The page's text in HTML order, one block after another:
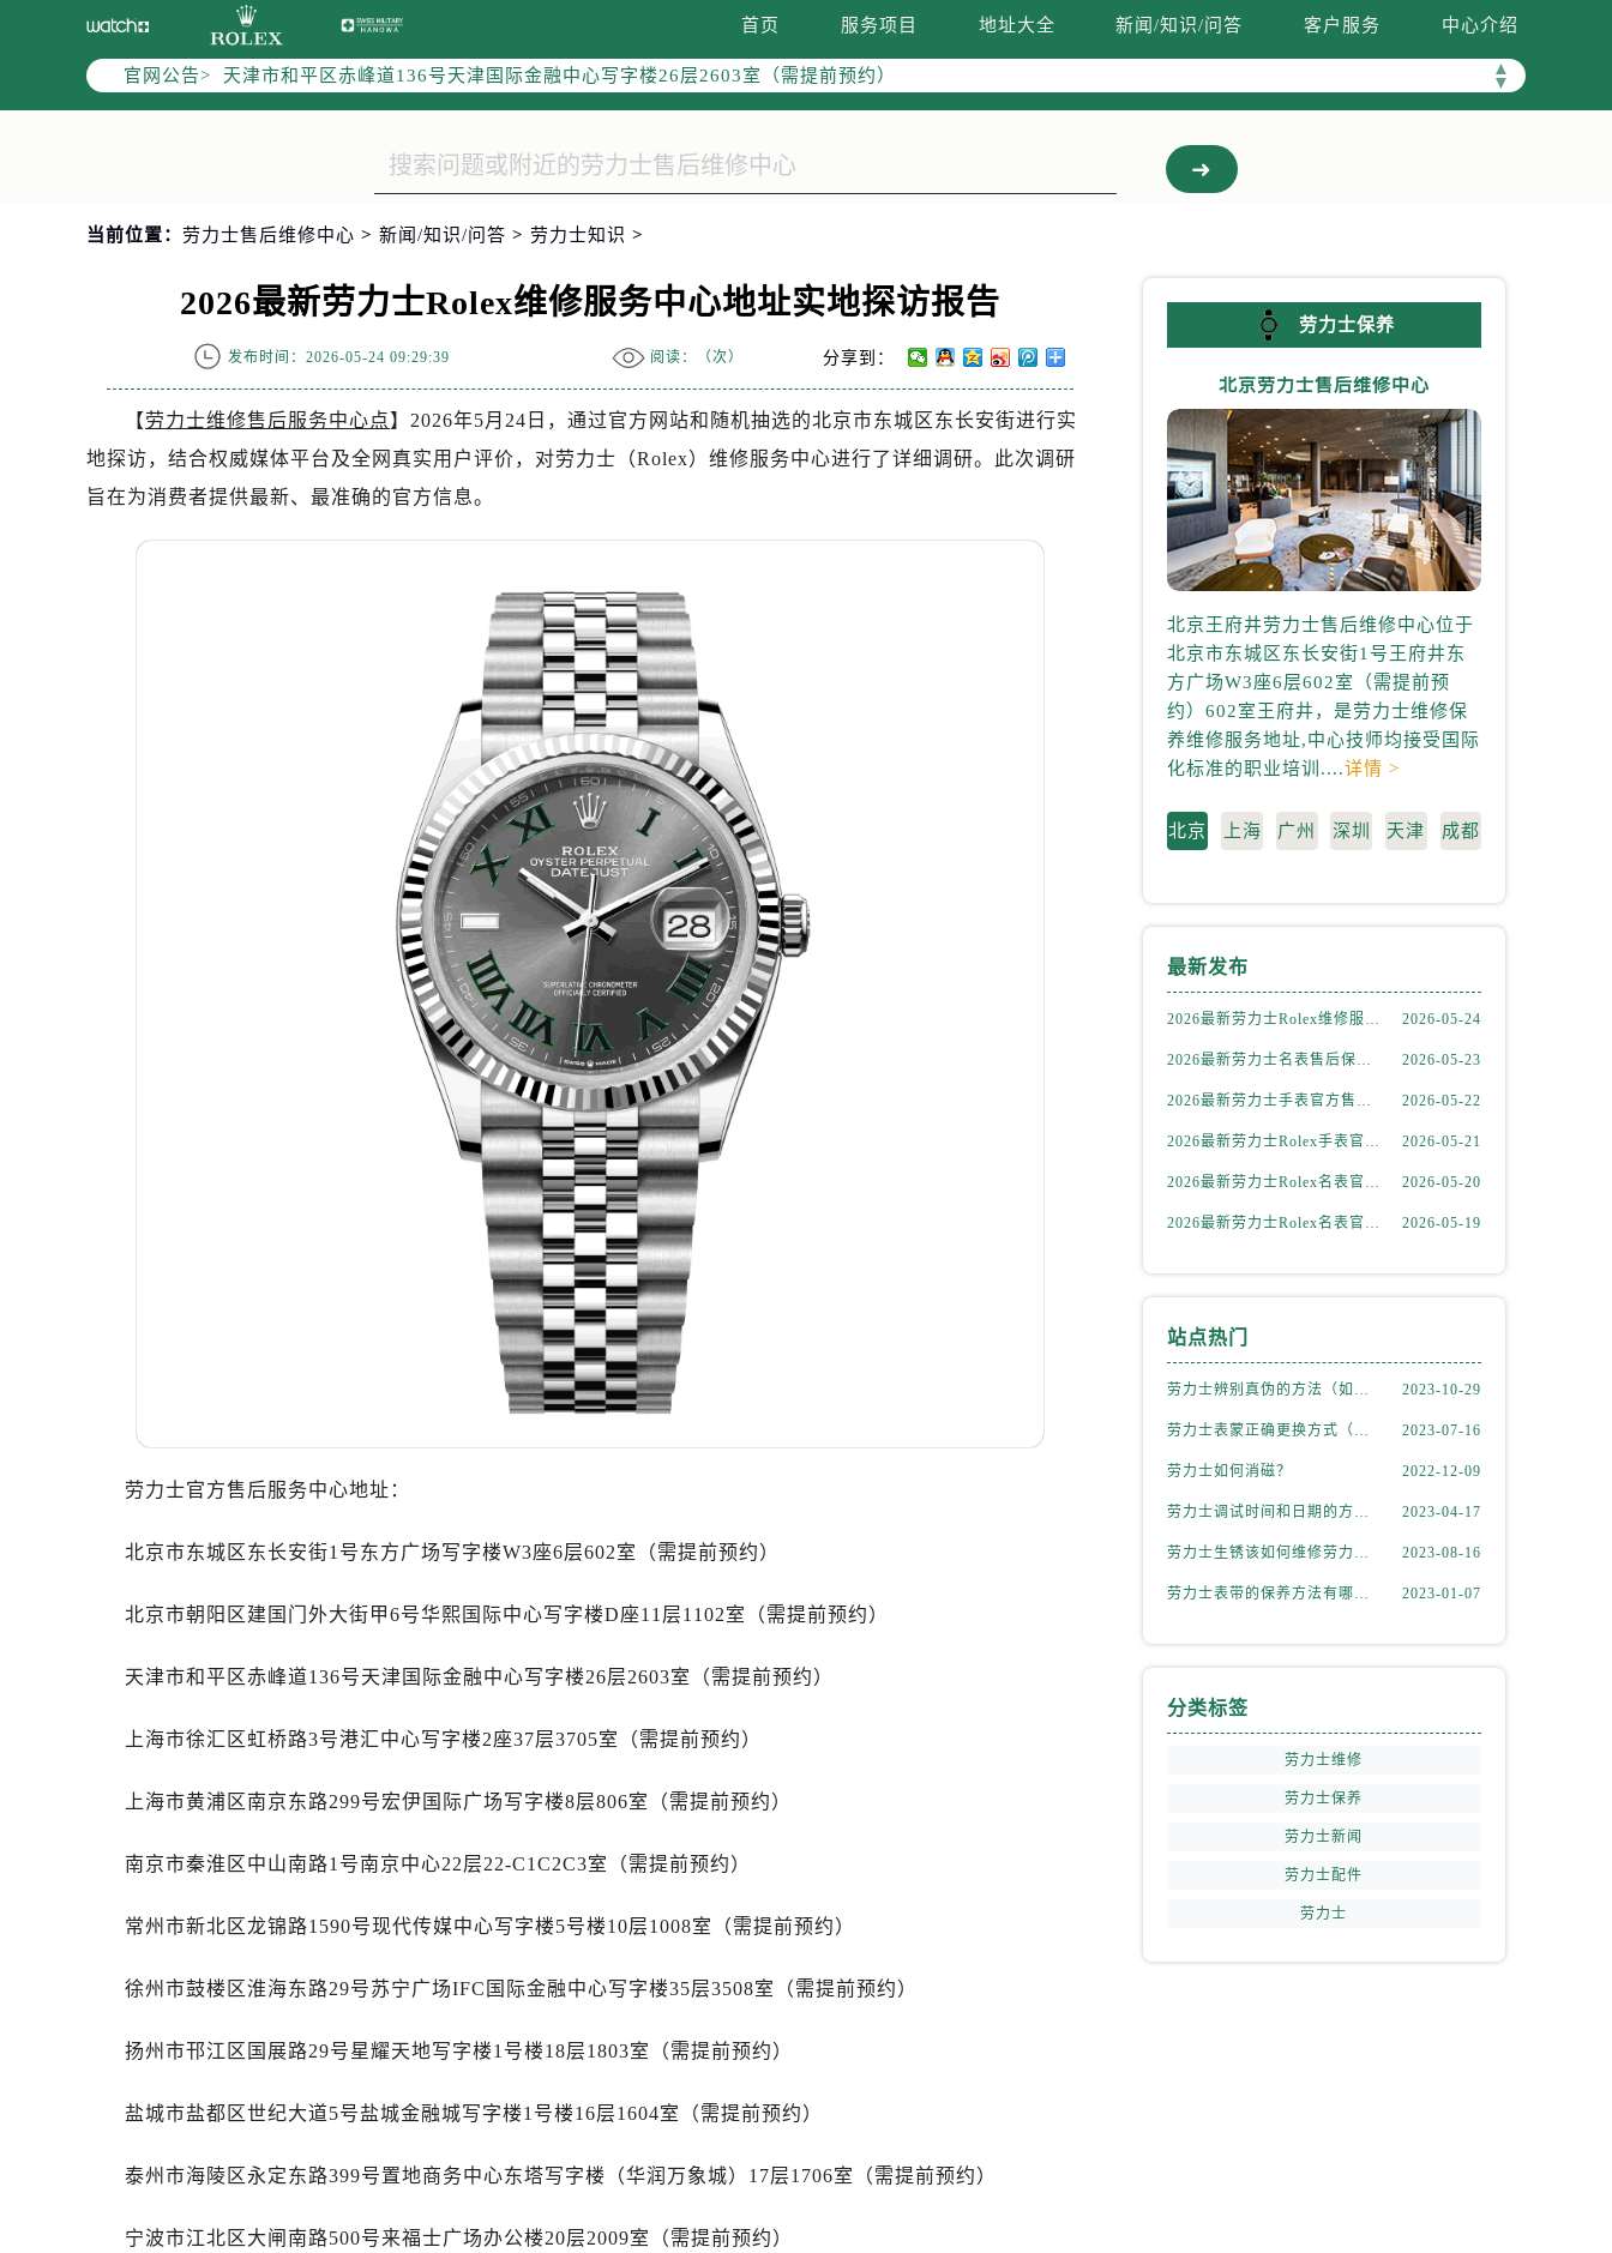
首页 服务项目 地址大全 新闻/知识/问答 客户服务 中心介绍
官网公告> ▲
▼
北京市朝阳区建国门外大街甲6号华熙国际中心写字楼D座11层1102室（需提前预约）
天津市和平区赤峰道136号天津国际金融中心写字楼26层2603室（需提前预约）
上海市徐汇区虹桥路3号港汇中心写字楼2座37层3705室（需提前预约）
南京市秦淮区中山南路1号（新街口）南京中心写字楼22层C1-1室（需提前预约）
盐城市盐都区世纪大道5号盐城金融城写字楼1号楼16层1604室（需提前预约）
泰州市海陵区永定东路399号置地商务中心东塔写字楼（华润万象城）17层1706室（需提前预约）
宁波市江北区大闸南路500号来福士广场办公楼20层2009室（需提前预约）
杭州市上城区钱江路1366号华润大厦写字楼A座5层503-5室（需提前预约）
金华市金东区东市南街777号金华万达广场写字楼4号楼22层2209室（需提前预约）
绍兴市越城区胜利东路379号世茂天际中心写字楼8层805室（需提前预约）
嘉兴市南湖区广益路705号嘉兴世界贸易中心写字楼A座13层1304室（需提前预约）
广州市天河区天河路230号万菱汇国际中心写字楼A塔7层704室（需提前预约）
广州市越秀区环市东路371-375号世界贸易中心大厦南塔写字楼15层07室（需提前预约）
深圳市罗湖区深南东路5001号华润大厦写字楼17层1701室（需提前预约）
惠州市惠城区江北文昌一路7号华贸大厦写字楼1座30层05室（需提前预约）
厦门市思明区湖滨东路95号华润大厦写字楼B座11层1104室（需提前预约）
福州市晋安区横屿路9号东二环泰禾中心写字楼2号楼5层509室（需提前预约）
成都市锦江区人民东路6号SAC东原中心写字楼24层2406B室（需提前预约）
重庆市江北区观音桥步行街2号融恒时代广场写字楼9层902室（需提前预约）
长沙市芙蓉区定王台街道建湘路393号世茂环球金融中心写字楼（芙蓉广场）10层13室（需提前预约）
郑州市二七区铭功路10号华润大厦写字楼29层2905室（需提前预约）
太原市迎泽区解放路15号亨得利名表服务中心（品牌授权店）3层整层（需提前预约）
沈阳市沈河区中街路137号亨得利名表服务中心（品牌授权店）1层整层（需提前预约）
沈阳市沈河区中街路83号亨得利名表服务中心（品牌授权店）1层整层（需提前预约）
乌鲁木齐市天山区红山路26号时代广场（CCMALL）C座17层17-B（需提前预约）
温州市鹿城区锦绣路1067号置信广场10层1015室（需提前预约）
哈尔滨市南岗区东大直街146号上和置地广场金座12层1214室（需提前预约）
大连市中山区人民路15号国际金融大厦7层G室（需提前预约）
佛山市禅城区季华五路57号万科金融中心C座12层1205室（需提前预约）
东莞市东城街道鸿福东路1号民盈国贸中心T1写字楼9层907室（需提前预约）
无锡市梁溪区人民中路139号恒隆广场写字楼1座11层1104室（需提前预约）
南通市崇川区工农路57号圆融广场写字楼16层1603室（需提前预约）
苏州市苏州工业园区星港街199号苏州中心办公楼C座22层08室（需提前预约）
武汉市江汉区解放大道686号世界贸易大厦38层09室（需提前预约）
南宁市青秀区金湖路59号地王大厦12楼1224室（需提前预约）
合肥市蜀山区潜山路111号万象城华润大厦B座12楼03室（需提前预约）
烟台市芝罘区胜利路139号万达金融中心A座907室（需提前预约）
贵阳市南明区都司高架桥路33号亨特国际金融中心14楼14D（需提前预约）
石家庄市长安区中山东路39号勒泰中心写字楼B座13层07室（需提前预约）
西安市碑林区南关正街88号华侨城长安国际中心E座6楼10室（需提前预约）
唐山市路南区新华东道100号万达广场写字楼A座10层1002室（需提前预约）
黑龙江省鹤岗市向阳区红军路劳力士售后服务中心（需提前预约）
黑龙江省鸡西市鸡冠区红军路劳力士售后服务中心（需提前预约）
黑龙江省牡丹江市东安区太平路劳力士售后服务中心（需提前预约）
黑龙江省齐齐哈尔市龙沙区龙华路劳力士售后服务中心（需提前预约）
黑龙江省绥化市北林区新华街与康庄路交叉口劳力士售后服务中心（需提前预约）
黑龙江省伊春市伊美区通河路劳力士售后服务中心（需提前预约）
吉林省白山市浑江区浑江大街劳力士售后服务中心（需提前预约）
吉林省辽源市龙山区人民大街劳力士售后服务中心（需提前预约）
当前位置： 劳力士售后维修中心 > 新闻/知识/问答 > 劳力士知识 >
2026最新劳力士Rolex维修服务中心地址实地探访报告
发布时间：2026-05-24 09:29:39 阅读：（次） 分享到：
【劳力士维修售后服务中心点】2026年5月24日，通过官方网站和随机抽选的北京市东城区东长安街进行实
地探访，结合权威媒体平台及全网真实用户评价，对劳力士（Rolex）维修服务中心进行了详细调研。此次调研
旨在为消费者提供最新、最准确的官方信息。
劳力士官方售后服务中心地址：
北京市东城区东长安街1号东方广场写字楼W3座6层602室（需提前预约）
北京市朝阳区建国门外大街甲6号华熙国际中心写字楼D座11层1102室（需提前预约）
天津市和平区赤峰道136号天津国际金融中心写字楼26层2603室（需提前预约）
上海市徐汇区虹桥路3号港汇中心写字楼2座37层3705室（需提前预约）
上海市黄浦区南京东路299号宏伊国际广场写字楼8层806室（需提前预约）
南京市秦淮区中山南路1号南京中心22层22-C1C2C3室（需提前预约）
常州市新北区龙锦路1590号现代传媒中心写字楼5号楼10层1008室（需提前预约）
徐州市鼓楼区淮海东路29号苏宁广场IFC国际金融中心写字楼35层3508室（需提前预约）
扬州市邗江区国展路29号星耀天地写字楼1号楼18层1803室（需提前预约）
盐城市盐都区世纪大道5号盐城金融城写字楼1号楼16层1604室（需提前预约）
泰州市海陵区永定东路399号置地商务中心东塔写字楼（华润万象城）17层1706室（需提前预约）
宁波市江北区大闸南路500号来福士广场办公楼20层2009室（需提前预约）
劳力士保养
北京劳力士售后维修中心
北京王府井劳力士售后维修中心位于
北京市东城区东长安街1号王府井东
方广场W3座6层602室（需提前预
约）602室王府井，是劳力士维修保
养维修服务地址,中心技师均接受国际
化标准的职业培训....详情 >
北京 上海 广州 深圳 天津 成都
最新发布
2026最新劳力士Rolex维修服务中心地址实地探访报告 2026-05-24
2026最新劳力士名表售后保养中心网点地址考察报告 2026-05-23
2026最新劳力士手表官方售后保养中心地址考察报告 2026-05-22
2026最新劳力士Rolex手表官方维修中心网点地址实地探访报告 2026-05-21
2026最新劳力士Rolex名表官方保养服务中心地址实地探访报告 2026-05-20
2026最新劳力士Rolex名表官方售后网点地址考察报告 2026-05-19
站点热门
劳力士辨别真伪的方法（如何判断劳力士的真假） 2023-10-29
劳力士表蒙正确更换方式（劳力士表蒙更换知识） 2023-07-16
劳力士如何消磁？ 2022-12-09
劳力士调试时间和日期的方法（劳力士该如何调试） 2023-04-17
劳力士生锈该如何维修劳力士（劳力士生锈怎么处理） 2023-08-16
劳力士表带的保养方法有哪些？ 2023-01-07
分类标签
劳力士维修
劳力士保养
劳力士新闻
劳力士配件
劳力士